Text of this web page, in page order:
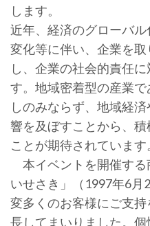
します。
近年、経済のグローバ
変化等に伴い、企業を
し、企業の社会的責任
す。地域密着型の産業
しのみならず、地域経
響を及ぼすことから、
ことが期待されています
本イベントを開催する
いせさき」（1997年6月
変多くのお客様にご支
長してまいりました。